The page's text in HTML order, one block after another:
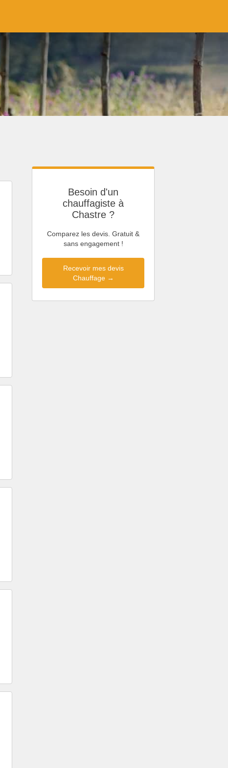
Besoin d'un
chauffagiste à
Chastre ?
Comparez les devis. Gratuit &
sans engagement !
Recevoir mes devis
Chauffage →